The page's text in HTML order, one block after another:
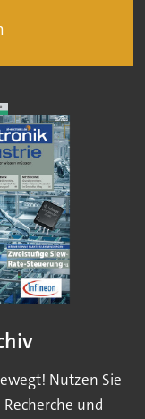
Nutzen Sie
und